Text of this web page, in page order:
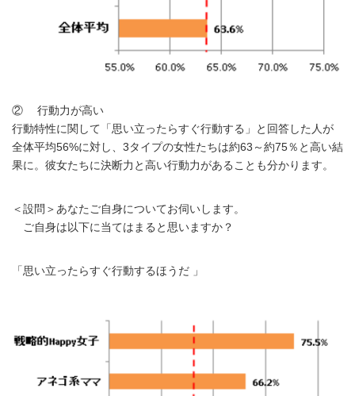
② 行動力が高い
行動特性に関して「思い立ったらすぐ行動する」と回答した人が
全体平均56%に対し、3タイプの女性たちは約63～約75％と高い結
果に。彼女たちに決断力と高い行動力があることも分かります。
＜設問＞あなたご自身についてお伺いします。
ご自身は以下に当てはまると思いますか？
「思い立ったらすぐ行動するほうだ 」